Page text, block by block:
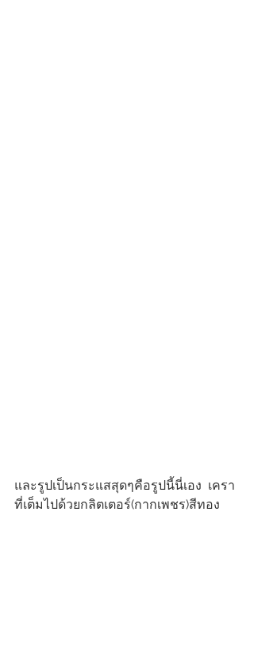
และรูปเป็นกระแสสุดๆคือรูปนี้นี่เอง  เครา
ที่เต็มไปด้วยกลิตเตอร์(กากเพชร)สีทอง